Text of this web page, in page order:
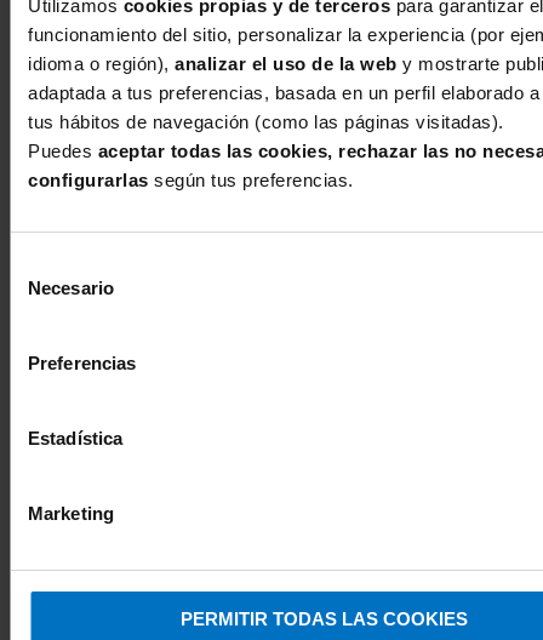
Utilizamos cookies propias y de terceros para garantizar
funcionamiento del sitio, personalizar la experiencia (por
idioma o región), analizar el uso de la web y mostrarte
adaptada a tus preferencias, basada en un perfil elaborado
tus hábitos de navegación (como las páginas visitadas).
Puedes aceptar todas las cookies, rechazar las no
configurarlas según tus preferencias.
Necesario
Preferencias
Estadística
Marketing
PERMITIR TODAS LAS COOKIES
Elouise sin aros 7742
★★★★★
Perfecto!!!
Todo perfecto, me aclararon mis dudas y me hicieron
recomendaciones muy acertadas que hicieron que el
Luisa
Perfecto
Bañador deportivo con aros Freya Swim
Freestyle Navy